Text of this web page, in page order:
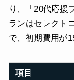
り、「20代応援
ランはセレクト
で、初期費用が
項目